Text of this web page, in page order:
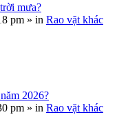
mưa?
pm » in Rao vặt khác
2026?
pm » in Rao vặt khác